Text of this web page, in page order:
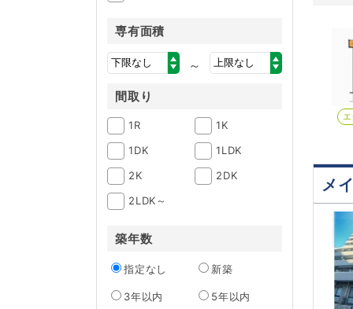
専有面積
～
間取り
1R
1K
1DK
1LDK
2K
2DK
2LDK～
築年数
指定なし 新築
3年以内 5年以内
メ